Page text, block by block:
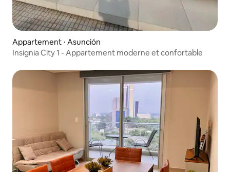
Appartement ⋅ Asunción
Insignia City 1 - Appartement moderne et confortable